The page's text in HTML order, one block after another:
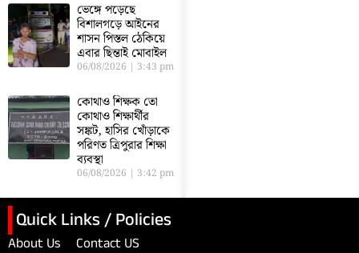
ভেঙ্গে পড়েছে
বিশালগড়ে আইনের
শাসন পিস্তল ঠেকিয়ে
এবার ছিন্তাই মোবাইল
06/08/2026 3:43 pm
কোথাও শিক্ষক তো
কোথাও শিক্ষার্থীর
সঙ্কট, হাসির খোঁড়াকে
পরিণত ত্রিপুরার শিক্ষা
ব্যবস্থা
06/08/2026 3:42 pm
Quick Links / Policies
About Us Contact US